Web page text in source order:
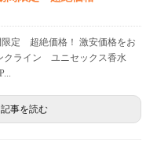
定 超絶価格！ 激安価格をお
クライン ユニセックス香水
記事を読む